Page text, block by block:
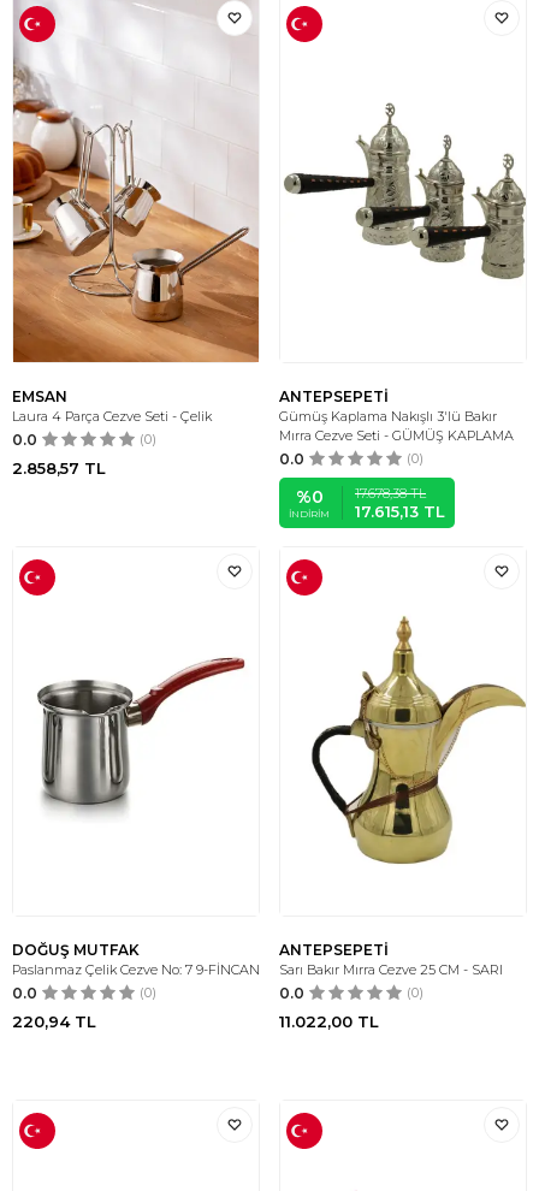
EMSAN
Laura 4 Parça Cezve Seti - Çelik
0.0 (0)
2.858,57 TL
ANTEPSEPETİ
Gümüş Kaplama Nakışlı 3'lü Bakır
Mırra Cezve Seti - GÜMÜŞ KAPLAMA
0.0 (0)
%0
İNDIRIM
17.678,38TL
17.615,13 TL
DOĞUŞ MUTFAK
Paslanmaz Çelik Cezve No: 7 9-FİNCAN
0.0 (0)
220,94TL
ANTEPSEPETİ
Sarı Bakır Mırra Cezve 25 CM - SARI
0.0 (0)
11.022,00 TL